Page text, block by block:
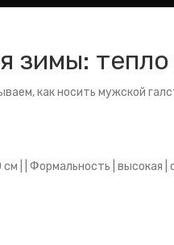
зимы: тепло
как носить мужской
| Формальность | высокая |